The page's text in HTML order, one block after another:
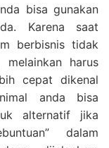
bisa gunakan
Karena saat
berbisnis tidak
harus
cepat dikenal
anda bisa
alternatif jika
dalam